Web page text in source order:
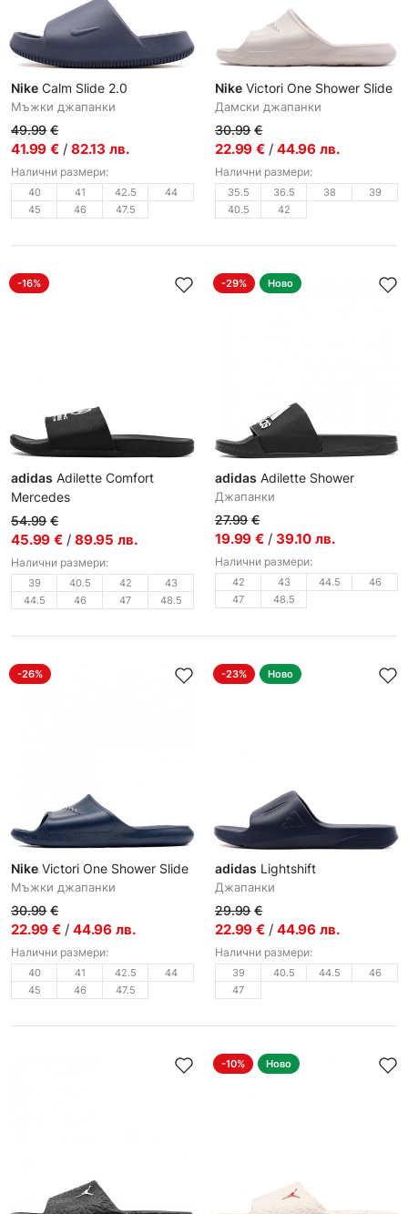
Nike Calm Slide 2.0
Мъжки джапанки
49.99 €
41.99 € / 82.13 лв.
Налични размери:
40 41 42.5
44
45
46 47.5
Nike Victori One Shower Slide
Дамски джапанки
30.99 €
22.99 € / 44.96 лв.
Налични размери:
35.5 36.5 38
39
40.5
42
-16%
adidas Adilette Comfort
Mercedes
Мъжки джапанки
54.99 €
45.99 € / 89.95 лв.
Налични размери:
39 40.5 42
43
44.5
46 47 48.5
-29% Ново
adidas Adilette Shower
Джапанки
27.99 €
19.99 € / 39.10 лв.
Налични размери:
42 43 44.5
46
47
48.5
-26%
Nike Victori One Shower Slide
Мъжки джапанки
30.99 €
22.99 € / 44.96 лв.
Налични размери:
40 41 42.5
44
45
46 47.5
-23% Ново
adidas Lightshift
Джапанки
29.99 €
22.99 € / 44.96 лв.
Налични размери:
39 40.5 44.5
46
47
-10% Ново